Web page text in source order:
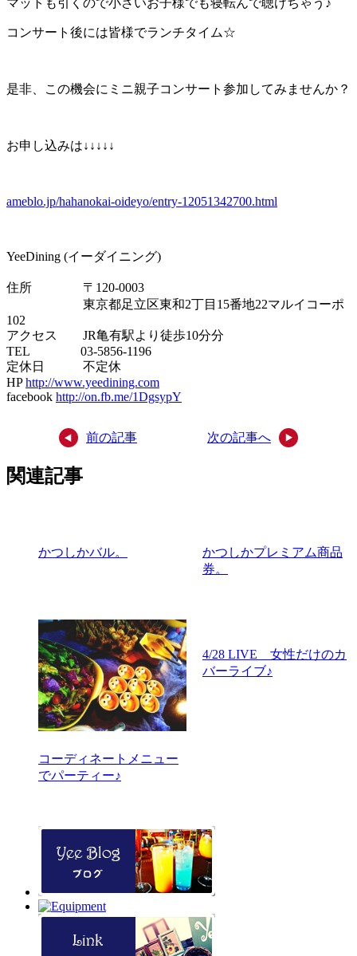
マットも引くので小さいお子様でも寝転んで聴けちゃう♪
コンサート後には皆様でランチタイム☆
是非、この機会にミニ親子コンサート参加してみませんか？
お申し込みは↓↓↓↓↓
ameblo.jp/hahanokai-oideyo/entry-12051342700.html
YeeDining (イーダイニング)
住所 〒120-0003
東京都足立区東和2丁目15番地22マルイコーポ
102
アクセス JR亀有駅より徒歩10分分
TEL 03-5856-1196
定休日 不定休
HPhttp://www.yeedining.com
facebook http://on.fb.me/1DgsypY
前の記事 次の記事へ
関連記事
かつしかバル。
かつしかプレミアム商品
券。
コーディネートメニュー
でパーティー♪
4/28 LIVE 女性だけのカ
バーライブ♪